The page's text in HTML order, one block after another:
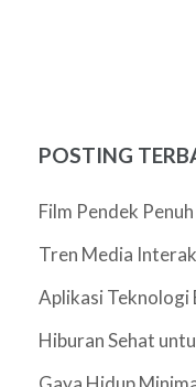
POSTING
Film Pendek
Tren Media
Aplikasi Teknologi
Hiburan Sehat